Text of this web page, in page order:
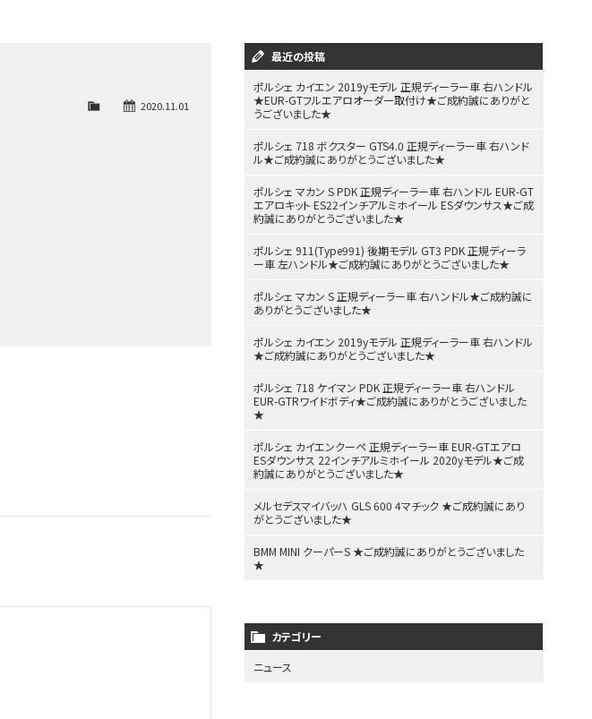
2020.11.01
最近の投稿
ポルシェ カイエン 2019yモデル 正規ディーラー車 右ハンドル
★EUR-GTフルエアロオーダー取付け★ご成約誠にありがと
うございました★
ポルシェ 718 ボクスター GTS4.0 正規ディーラー車 右ハンド
ル★ご成約誠にありがとうございました★
ポルシェ マカン S PDK 正規ディーラー車 右ハンドル EUR-GT
エアロキット ES22インチアルミホイール ESダウンサス★ご成
約誠にありがとうございました★
ポルシェ 911(Type991) 後期モデル GT3 PDK 正規ディーラ
ー車 左ハンドル★ご成約誠にありがとうございました★
ポルシェ マカン S 正規ディーラー車 右ハンドル★ご成約誠に
ありがとうございました★
ポルシェ カイエン 2019yモデル 正規ディーラー車 右ハンドル
★ご成約誠にありがとうございました★
ポルシェ 718 ケイマン PDK 正規ディーラー車 右ハンドル
EUR-GTRワイドボディ★ご成約誠にありがとうございました
★
ポルシェ カイエンクーペ 正規ディーラー車 EUR-GTエアロ
ESダウンサス 22インチアルミホイール 2020yモデル★ご成
約誠にありがとうございました★
メルセデスマイバッハ GLS 600 4マチック ★ご成約誠にあり
がとうございました★
BMM MINI クーパーS ★ご成約誠にありがとうございました
★
カテゴリー
ニュース